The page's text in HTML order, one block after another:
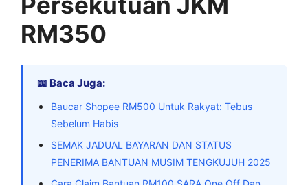
RM350
📖 Baca Juga:
Baucar Shopee RM500 Untuk Rakyat: Tebus
Sebelum Habis
SEMAK JADUAL BAYARAN DAN STATUS
PENERIMA BANTUAN MUSIM TENGKUJUH 2025